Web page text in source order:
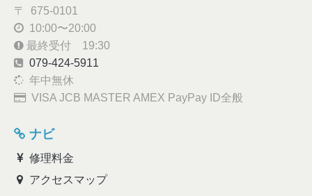
〒 675-0101
10:00〜20:00
最終受付 19:30
079-424-5911
年中無休
VISA JCB MASTER AMEX PayPay ID全般
ナビ
修理料金
アクセスマップ